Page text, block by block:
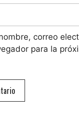
correo
para la